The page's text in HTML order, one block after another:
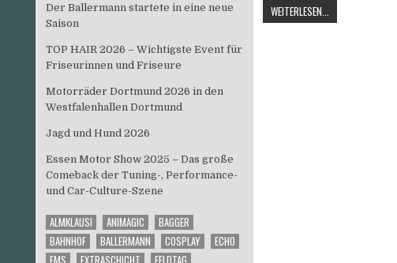
WEITERLESEN...
INTERCONTINENTAL
Der Ballermann startete in eine neue
Saison
TOP HAIR 2026 – Wichtigste Event für
Friseurinnen und Friseure
Motorräder Dortmund 2026 in den
Westfalenhallen Dortmund
Jagd und Hund 2026
Essen Motor Show 2025 – Das große
Comeback der Tuning-, Performance-
und Car-Culture-Szene
ALMKLAUSI ANIMAGIC
BAGGER
BAHNHOF
BALLERMANN COSPLAY
ECHO
EMS
EXTRASCHICHT
FELDTAG